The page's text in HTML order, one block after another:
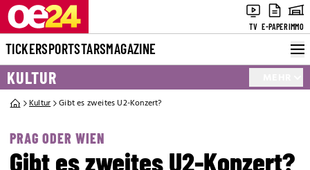
TV E-PAPERIMMO
TICKERSPORTSTARSMAGAZINE
KULTUR
Kultur Gibt es zweites U2-Konzert?
PRAG ODER WIEN
Gibt es zweites U2-Konzert?